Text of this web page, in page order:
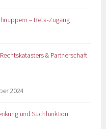
– Beta-Zugang
& Partnerschaft
2024
und Suchfunktion